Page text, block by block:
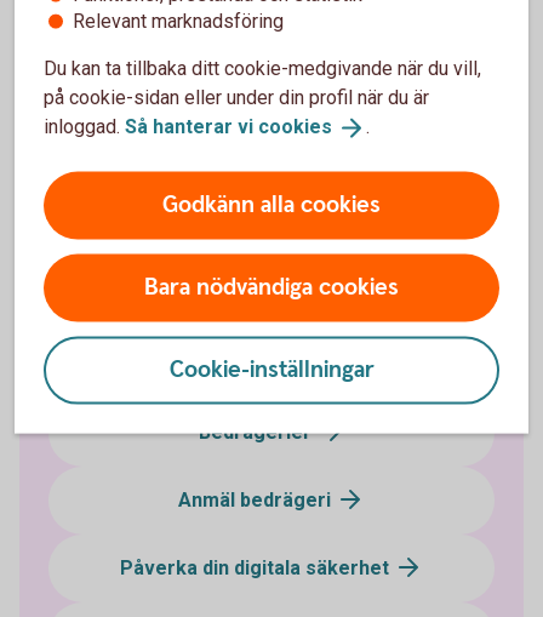
Om ditt körkort har kommit bort eller blivit stulet ska
du anmäla det till Transportstyrelsen.
Pass spärrar du hos Polisen. Ring 114 14
Anmäl/spärra körkort
(transportstyrelsen.se)
Bedrägeri och säkerhet
Bedrägerier
Anmäl bedrägeri
Påverka din digitala säkerhet
Relevant marknadsföring
Du kan ta tillbaka ditt cookie-medgivande när du vill,
på cookie-sidan eller under din profil när du är
inloggad. Så hanterar vi cookies .
Godkänn alla cookies
Bara nödvändiga cookies
Cookie-inställningar